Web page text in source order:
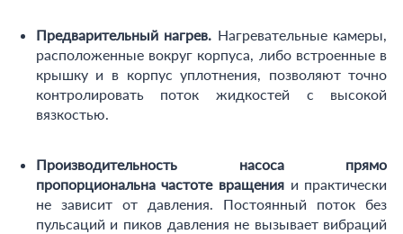
Предварительный нагрев. Нагревательные камеры,
расположенные вокруг корпуса, либо встроенные в
крышку и в корпус уплотнения, позволяют точно
контролировать поток жидкостей с высокой
вязкостью.
Производительность насоса прямо
пропорциональна частоте вращения и практически
не зависит от давления. Постоянный поток без
пульсаций и пиков давления не вызывает вибраций